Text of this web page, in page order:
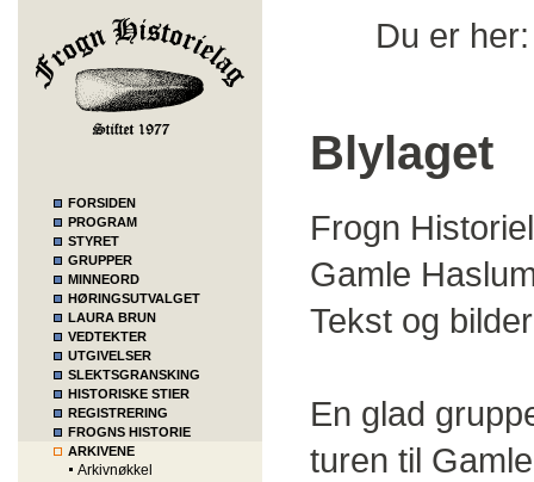
FORSIDEN
PROGRAM
STYRET
GRUPPER
MINNEORD
HØRINGSUTVALGET
LAURA BRUN
VEDTEKTER
UTGIVELSER
SLEKTSGRANSKING
HISTORISKE STIER
REGISTRERING
FROGNS HISTORIE
ARKIVENE
Arkivnøkkel
Du er
Blylaget
Frogn
Gamle
Tekst og
En glad
turen til